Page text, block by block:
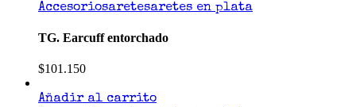
Accesoriosaretesaretes en plata
TG. Earcuff entorchado
$101.150
Añadir al carrito